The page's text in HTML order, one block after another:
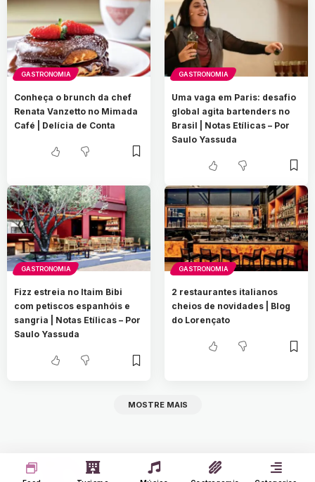
GASTRONOMIA
Conheça o brunch da chef
Renata Vanzetto no Mimada
Café | Delícia de Conta
GASTRONOMIA
Uma vaga em Paris: desafio
global agita bartenders no
Brasil | Notas Etílicas – Por
Saulo Yassuda
GASTRONOMIA
Fizz estreia no Itaim Bibi
com petiscos espanhóis e
sangria | Notas Etílicas – Por
Saulo Yassuda
GASTRONOMIA
2 restaurantes italianos
cheios de novidades | Blog
do Lorençato
MOSTRE MAIS
O Portal Nine é um agregador de notícias que
carrega somente notícias de sites confiáveis